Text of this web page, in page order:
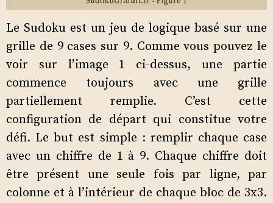
Le Sudoku est un jeu de logique basé sur une
grille de 9 cases sur 9. Comme vous pouvez le
voir sur l’image 1 ci-dessus, une partie
commence toujours avec une grille
partiellement remplie. C’est cette
configuration de départ qui constitue votre
défi. Le but est simple : remplir chaque case
avec un chiffre de 1 à 9. Chaque chiffre doit
être présent une seule fois par ligne, par
colonne et à l’intérieur de chaque bloc de 3x3.